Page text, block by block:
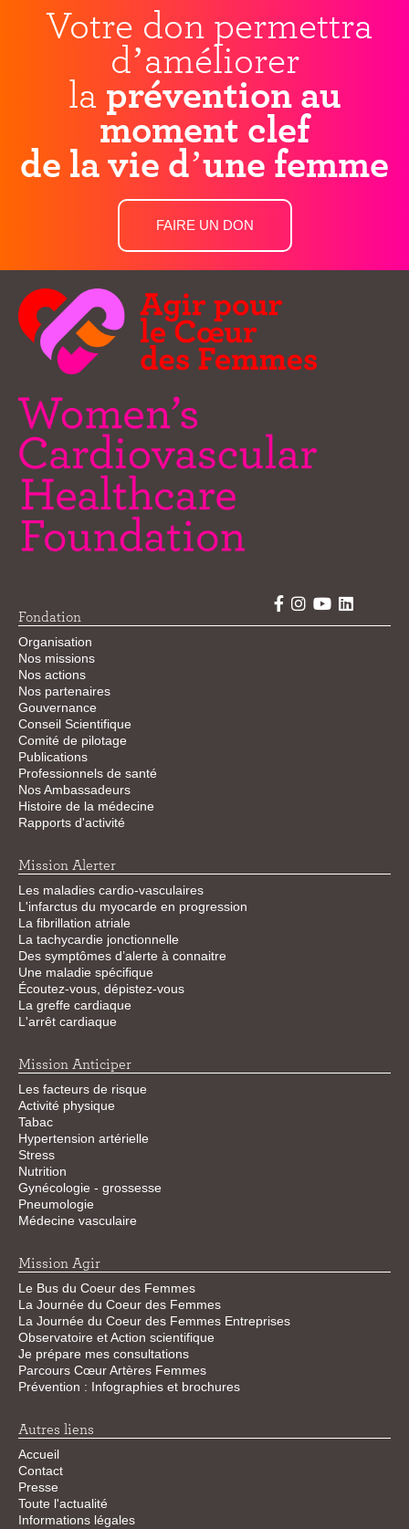
Votre don permettra
d’améliorer
la prévention au
moment clef
de la vie d’une femme
FAIRE UN DON
Fondation
Organisation
Nos missions
Nos actions
Nos partenaires
Gouvernance
Conseil Scientifique
Comité de pilotage
Publications
Professionnels de santé
Nos Ambassadeurs
Histoire de la médecine
Rapports d'activité
Mission Alerter
Les maladies cardio-vasculaires
L'infarctus du myocarde en progression
La fibrillation atriale
La tachycardie jonctionnelle
Des symptômes d’alerte à connaitre
Une maladie spécifique
Écoutez-vous, dépistez-vous
La greffe cardiaque
L'arrêt cardiaque
Mission Anticiper
Les facteurs de risque
Activité physique
Tabac
Hypertension artérielle
Stress
Nutrition
Gynécologie - grossesse
Pneumologie
Médecine vasculaire
Mission Agir
Le Bus du Coeur des Femmes
La Journée du Coeur des Femmes
La Journée du Coeur des Femmes Entreprises
Observatoire et Action scientifique
Je prépare mes consultations
Parcours Cœur Artères Femmes
Prévention : Infographies et brochures
Autres liens
Accueil
Contact
Presse
Toute l'actualité
Informations légales